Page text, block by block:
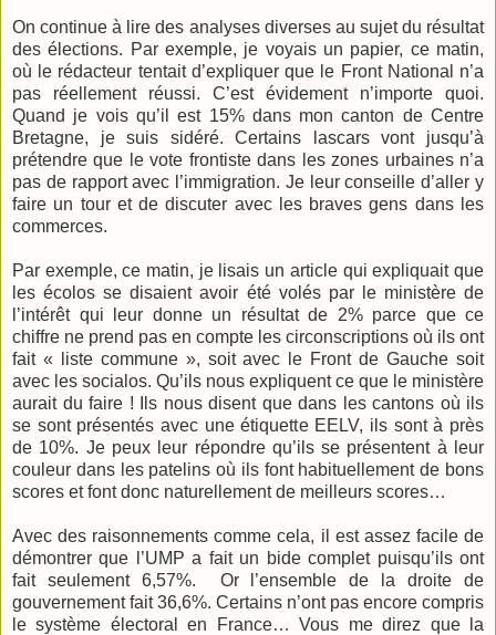
On continue à lire des analyses diverses au sujet du résultat
des élections. Par exemple, je voyais un papier, ce matin,
où le rédacteur tentait d’expliquer que le Front National n’a
pas réellement réussi. C’est évidement n’importe quoi.
Quand je vois qu’il est 15% dans mon canton de Centre
Bretagne, je suis sidéré. Certains lascars vont jusqu’à
prétendre que le vote frontiste dans les zones urbaines n’a
pas de rapport avec l’immigration. Je leur conseille d’aller y
faire un tour et de discuter avec les braves gens dans les
commerces.
Par exemple, ce matin, je lisais un article qui expliquait que
les écolos se disaient avoir été volés par le ministère de
l’intérêt qui leur donne un résultat de 2% parce que ce
chiffre ne prend pas en compte les circonscriptions où ils ont
fait « liste commune », soit avec le Front de Gauche soit
avec les socialos. Qu’ils nous expliquent ce que le ministère
aurait du faire ! Ils nous disent que dans les cantons où ils
se sont présentés avec une étiquette EELV, ils sont à près
de 10%. Je peux leur répondre qu’ils se présentent à leur
couleur dans les patelins où ils font habituellement de bons
scores et font donc naturellement de meilleurs scores…
Avec des raisonnements comme cela, il est assez facile de
démontrer que l’UMP a fait un bide complet puisqu’ils ont
fait seulement 6,57%. Or l’ensemble de la droite de
gouvernement fait 36,6%. Certains n’ont pas encore compris
le système électoral en France… Vous me direz que la